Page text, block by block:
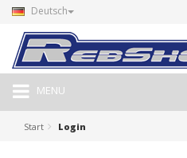
Deutsch
MENU
Start Login